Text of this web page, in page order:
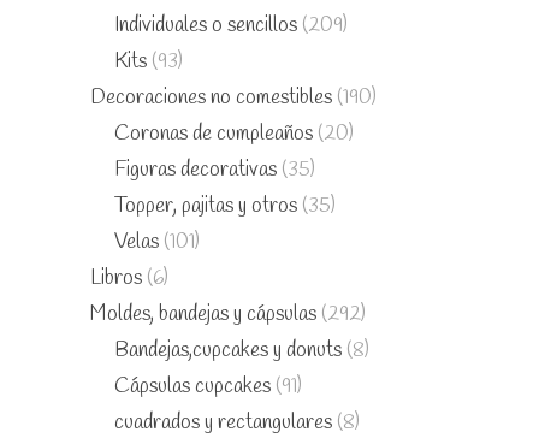
Individuales o sencillos (209)
Kits (93)
Decoraciones no comestibles (190)
Coronas de cumpleaños (20)
Figuras decorativas (35)
Topper, pajitas y otros (35)
Velas (101)
Libros (6)
Moldes, bandejas y cápsulas (292)
Bandejas,cupcakes y donuts (8)
Cápsulas cupcakes (91)
cuadrados y rectangulares (8)